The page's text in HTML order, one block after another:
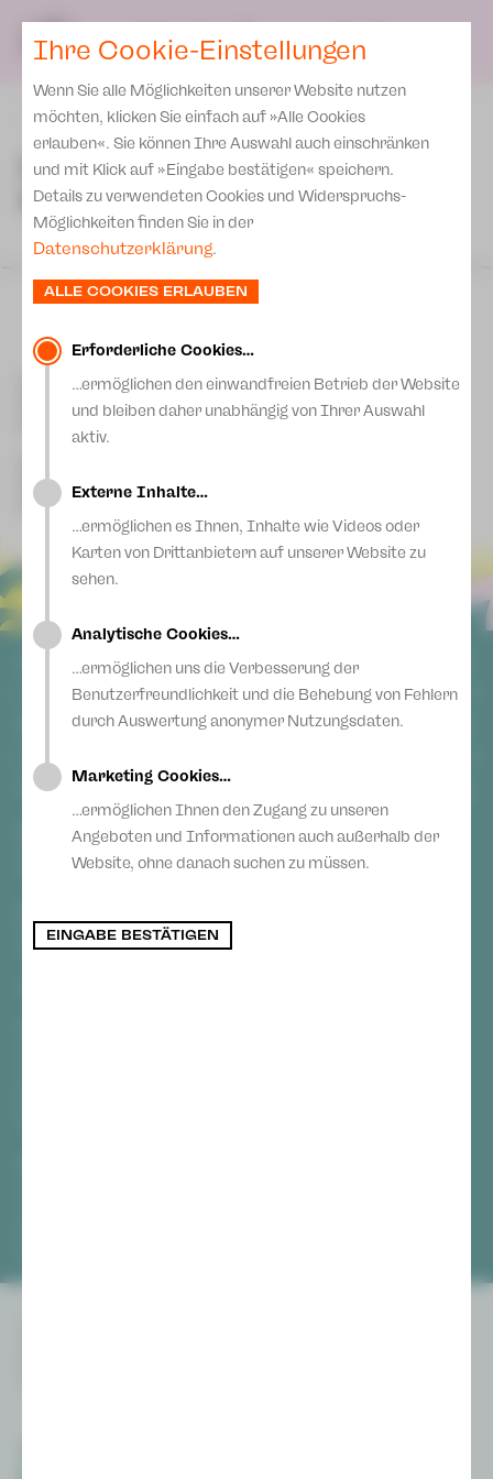
Ihre Cookie-Einstellungen
Wenn Sie alle Möglichkeiten unserer Website nutzen
möchten, klicken Sie einfach auf »Alle Cookies
erlauben«. Sie können Ihre Auswahl auch einschränken
und mit Klick auf »Eingabe bestätigen« speichern.
Details zu verwendeten Cookies und Widerspruchs-
Möglichkeiten finden Sie in der
Datenschutzerklärung.
ALLE COOKIES ERLAUBEN
Erforderliche Cookies…
…ermöglichen den einwandfreien Betrieb der Website
und bleiben daher unabhängig von Ihrer Auswahl
aktiv.
Externe Inhalte…
…ermöglichen es Ihnen, Inhalte wie Videos oder
Karten von Drittanbietern auf unserer Website zu
sehen.
Analytische Cookies…
…ermöglichen uns die Verbesserung der
Benutzerfreundlichkeit und die Behebung von Fehlern
durch Auswertung anonymer Nutzungsdaten.
Marketing Cookies…
…ermöglichen Ihnen den Zugang zu unseren
Angeboten und Informationen auch außerhalb der
Website, ohne danach suchen zu müssen.
EINGABE BESTÄTIGEN
Aktuelles
JUPZ! Campus
Philharmonische Konzerte
Philharmonic Plus
Kinderkonzerte
Mobile Schulkonzerte
Sonderkonzerte
Kirchenkonzerte
Ensemble
Spielstätten Zwickau
Kontakte
Fördervereine
Freunde & Förderer
Mitmachen
Theaterspiel
Erklärung Die Vielen
KARTEN & SERVICE
Karten
Preise 2026/ 27
Abonnement 2026 /27
Zusatz-Service
Spenden
Aktuelles
Downloads
Newsletter
Merchandise
Blog
SPIELPLAN DE
zurück
Die geplante
Kindervorstellung entfällt!
Fr 19 Jun |10:00 Uhr
Alice im Wunderland
So 21 Jun|15:00 Uhr
Alice im Wunderland
Kontakt Plauen
Kartentelefon [03741] 2813-4847/-4848
service-plauen@theater-plauen-zwickau.de
Kartentelefon [0375] 27 411-4647/-4648
E-Mail service-zwickau@theater-plauen-zwickau.de
ALLGEMEIN
Login
Anonyme Meldung
Erklärung zur Barrierefreiheit
Teilnahmebedingungen Ticketlotterie
SOCIAL MEDIA
Facebook
Instagram
Blog
ANSCHRIFT
Vogtlandtheater Plauen
Theaterplatz
08523 Plauen
Hauptmarkt
08056 Zwickau